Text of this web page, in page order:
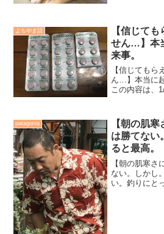
よもやま話
【信じて
せん…】本
来事。
【信じてもら
ん…】本当に
この内容は、
習中、突然右
ずっとずっと
patagonia
【朝の肌
は勝てない
ると最高。
【朝の肌寒さ
ない。しかし
い。釣りにと